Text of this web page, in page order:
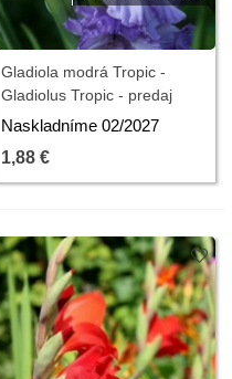
Gladiola modrá Tropic -
Gladiolus Tropic - predaj
cibuľovín - 3 ks
Naskladníme 02/2027
1,88 €